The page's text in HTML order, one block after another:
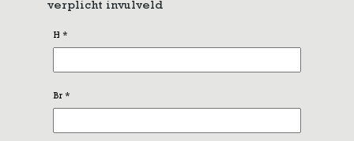
verplicht invulveld
H *
Br *